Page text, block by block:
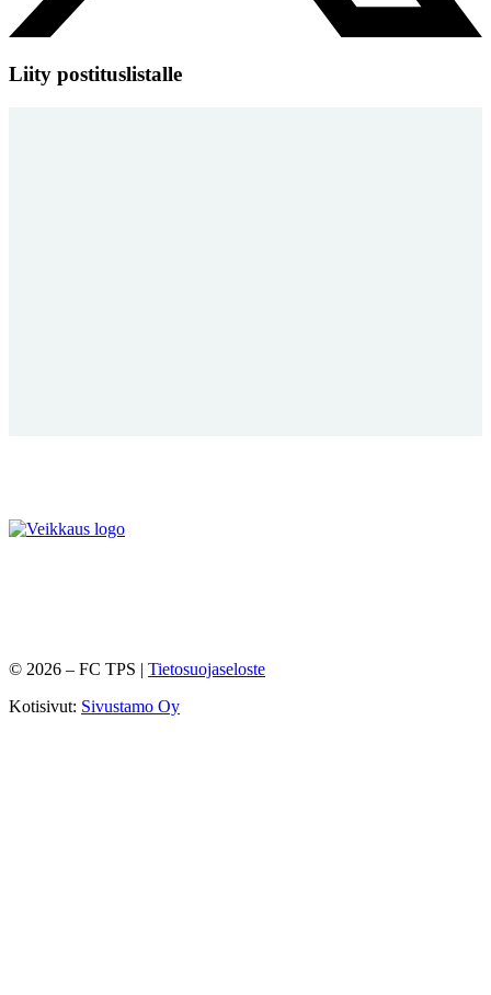
Liity postituslistalle
© 2026 – FC TPS | Tietosuojaseloste
Kotisivut: Sivustamo Oy